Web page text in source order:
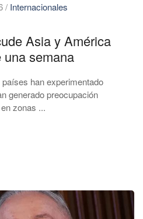
/ Internacionales
Asia y América
una semana
han experimentado
generado preocupación
zonas ...